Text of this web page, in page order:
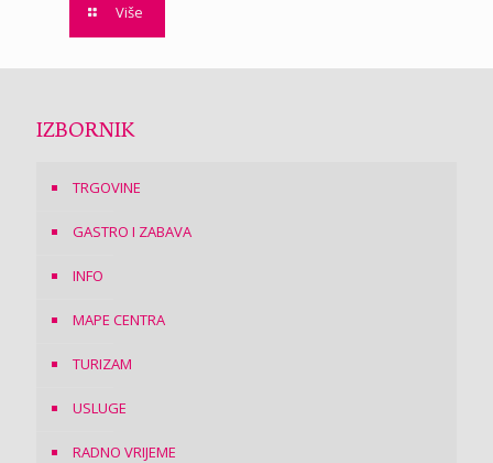
Više
IZBORNIK
TRGOVINE
GASTRO I ZABAVA
INFO
MAPE CENTRA
TURIZAM
USLUGE
RADNO VRIJEME